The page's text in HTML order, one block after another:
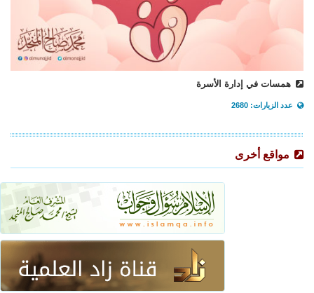
همسات في إدارة الأسرة
عدد الزيارات: 2680
مواقع أخرى